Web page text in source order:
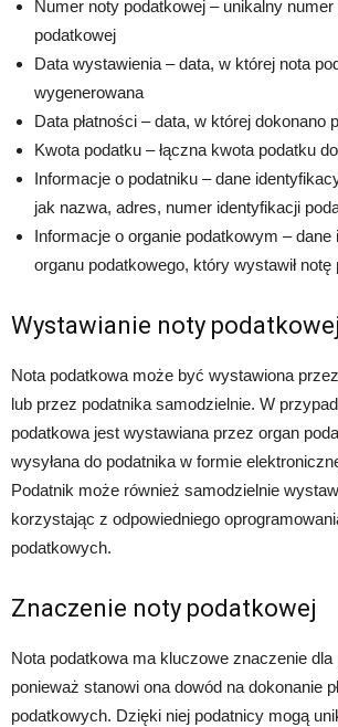
Numer noty podatkowej – unikalny
podatkowej
Data wystawienia – data, w której nota
wygenerowana
Data płatności – data, w której dokonano
Kwota podatku – łączna kwota podatku
Informacje o podatniku – dane
jak nazwa, adres, numer identyfikacji
Informacje o organie podatkowym – dane
organu podatkowego, który wystawił notę
Wystawianie noty podatkowej
Nota podatkowa może być wystawiona
lub przez podatnika samodzielnie. W
podatkowa jest wystawiana przez organ
wysyłana do podatnika w formie
Podatnik może również samodzielnie
korzystając z odpowiedniego
podatkowych.
Znaczenie noty podatkowej
Nota podatkowa ma kluczowe znaczenie dla
ponieważ stanowi ona dowód na dokonanie
podatkowych. Dzięki niej podatnicy mogą